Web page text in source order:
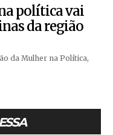
política vai
da região
da Mulher na Política,